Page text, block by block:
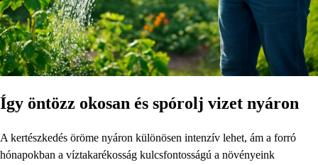
Így öntözz okosan és spórolj vizet nyáron
A kertészkedés öröme nyáron különösen intenzív lehet, ám a forró
hónapokban a víztakarékosság kulcsfontosságú a növényeink